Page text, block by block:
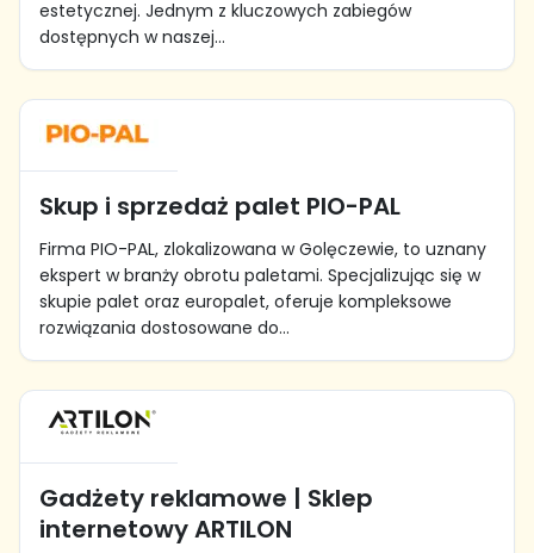
estetycznej. Jednym z kluczowych zabiegów
dostępnych w naszej...
Skup i sprzedaż palet PIO-PAL
Firma PIO-PAL, zlokalizowana w Golęczewie, to uznany
ekspert w branży obrotu paletami. Specjalizując się w
skupie palet oraz europalet, oferuje kompleksowe
rozwiązania dostosowane do...
Gadżety reklamowe | Sklep
internetowy ARTILON